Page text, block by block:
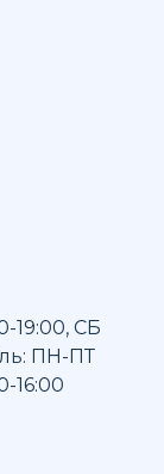
19:00, СБ
ПН-ПТ
16:00